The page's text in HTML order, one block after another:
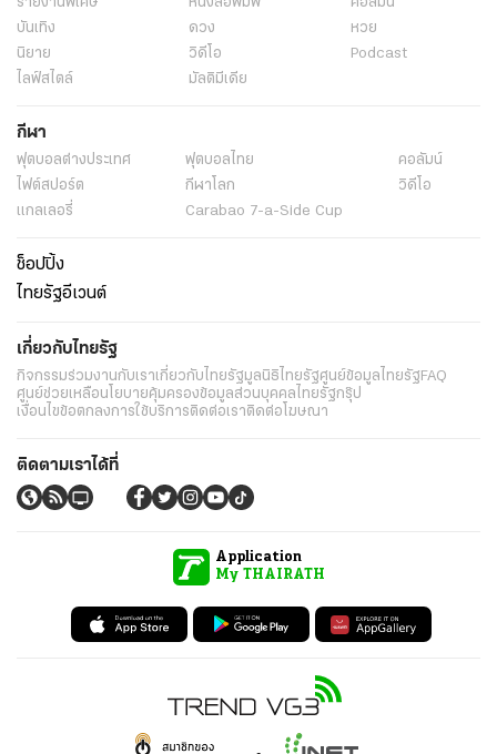
บันเทิง
ดวง
หวย
นิยาย
วิดีโอ
Podcast
ไลฟ์สไตล์
มัลติมีเดีย
กีฬา
ฟุตบอลต่่างประเทศ ฟุตบอลไทย
คอลัมน์
ไฟต์สปอร์ต
กีฬาโลก
วิดีโอ
แกลเลอรี่
Carabao 7-a-Side Cup
ช็อปปิ้ง
ไทยรัฐอีเวนต์
เกี่ยวกับไทยรัฐ
กิจกรรมร่วมงานกับเราเกี่ยวกับไทยรัฐมูลนิธิไทยรัฐศูนย์ข้อมูลไทยรัฐFAQ
ศูนย์ช่วยเหลือนโยบายคุ้มครองข้อมูลส่วนบุคคลไทยรัฐกรุ๊ป
เงื่อนไขข้อตกลงการใช้บริการติดต่อเราติดต่อโฆษณา
ติดตามเราได้ที่
Application
My THAIRATH